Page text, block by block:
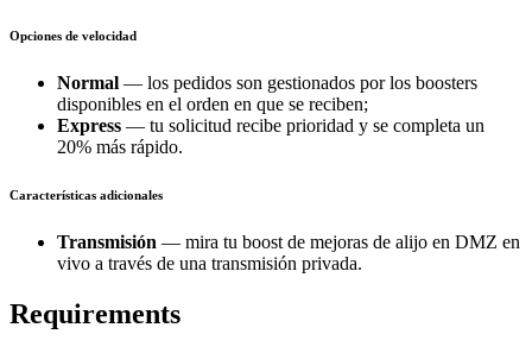
Opciones de velocidad
Normal — los pedidos son gestionados por los boosters
disponibles en el orden en que se reciben;
Express — tu solicitud recibe prioridad y se completa un
20% más rápido.
Características adicionales
Transmisión — mira tu boost de mejoras de alijo en DMZ en
vivo a través de una transmisión privada.
Requirements